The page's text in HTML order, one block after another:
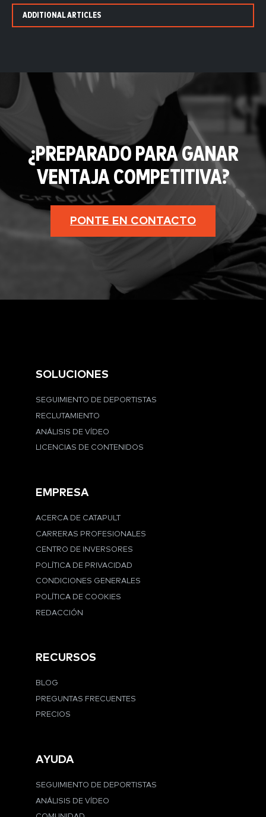
ADDITIONAL ARTICLES
¿PREPARADO PARA GANAR
VENTAJA COMPETITIVA?
PONTE EN CONTACTO
SOLUCIONES
SEGUIMIENTO DE DEPORTISTAS
RECLUTAMIENTO
ANÁLISIS DE VÍDEO
LICENCIAS DE CONTENIDOS
EMPRESA
ACERCA DE CATAPULT
CARRERAS PROFESIONALES
CENTRO DE INVERSORES
POLÍTICA DE PRIVACIDAD
CONDICIONES GENERALES
POLÍTICA DE COOKIES
REDACCIÓN
RECURSOS
BLOG
PREGUNTAS FRECUENTES
PRECIOS
AYUDA
SEGUIMIENTO DE DEPORTISTAS
ANÁLISIS DE VÍDEO